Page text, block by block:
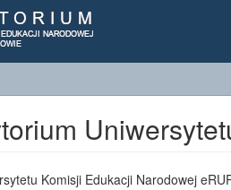
Komisji Edukacji Narodowej